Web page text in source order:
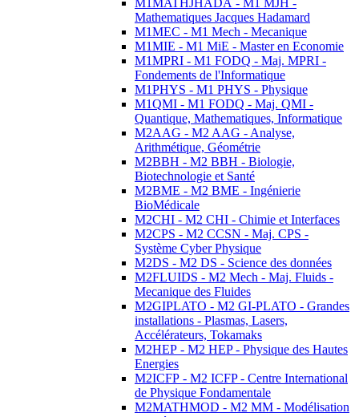
M1MATHJHADA - M1 MJH -
Mathematiques Jacques Hadamard
M1MEC - M1 Mech - Mecanique
M1MIE - M1 MiE - Master en Economie
M1MPRI - M1 FODQ - Maj. MPRI -
Fondements de l'Informatique
M1PHYS - M1 PHYS - Physique
M1QMI - M1 FODQ - Maj. QMI -
Quantique, Mathematiques, Informatique
M2AAG - M2 AAG - Analyse,
Arithmétique, Géométrie
M2BBH - M2 BBH - Biologie,
Biotechnologie et Santé
M2BME - M2 BME - Ingénierie
BioMédicale
M2CHI - M2 CHI - Chimie et Interfaces
M2CPS - M2 CCSN - Maj. CPS -
Système Cyber Physique
M2DS - M2 DS - Science des données
M2FLUIDS - M2 Mech - Maj. Fluids -
Mecanique des Fluides
M2GIPLATO - M2 GI-PLATO - Grandes
installations - Plasmas, Lasers,
Accélérateurs, Tokamaks
M2HEP - M2 HEP - Physique des Hautes
Energies
M2ICFP - M2 ICFP - Centre International
de Physique Fondamentale
M2MATHMOD - M2 MM - Modélisation